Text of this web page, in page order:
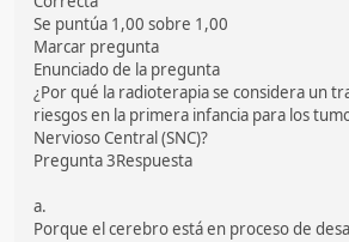
Se puntúa 1,00 sobre 1,00
Marcar pregunta
Enunciado de la pregunta
¿Por qué la radioterapia se considera un
riesgos en la primera infancia para los
Nervioso Central (SNC)?
Pregunta 3Respuesta
a.
Porque el cerebro está en proceso de